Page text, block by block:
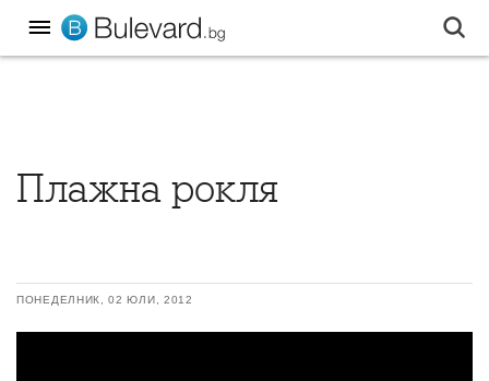
Плажна рокля
ПОНЕДЕЛНИК, 02 ЮЛИ, 2012